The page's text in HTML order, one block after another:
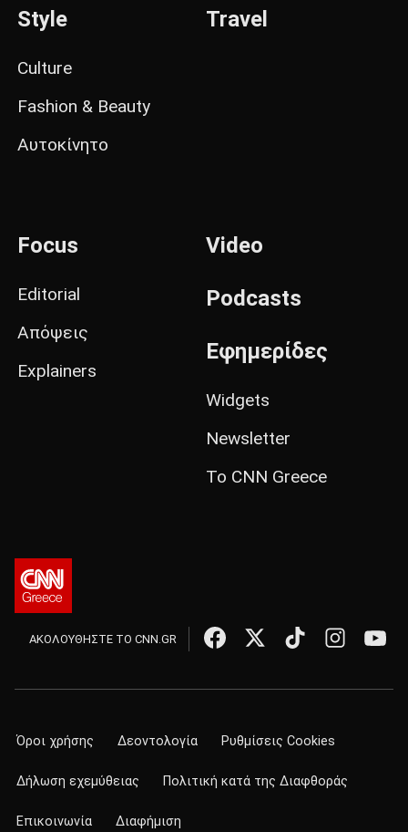
Style
Culture
Fashion & Beauty
Αυτοκίνητο
Travel
Focus
Editorial
Απόψεις
Explainers
Video
Podcasts
Εφημερίδες
Widgets
Newsletter
Το CNN Greece
ΑΚΟΛΟΥΘΗΣΤΕ ΤΟ CNN.GR
Όροι χρήσης Δεοντολογία Ρυθμίσεις Cookies
Δήλωση εχεμύθειας Πολιτική κατά της Διαφθοράς
Επικοινωνία Διαφήμιση